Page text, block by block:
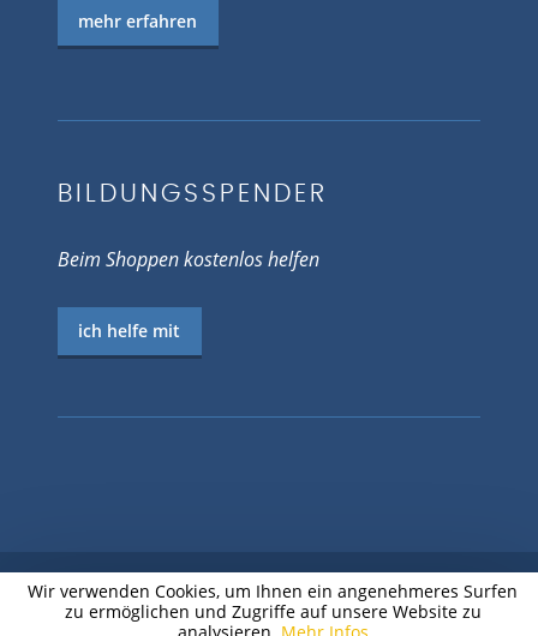
mehr erfahren
BILDUNGSSPENDER
Beim Shoppen kostenlos helfen
ich helfe mit
© 2026 EV.-LUTH. JUGENDPFARRAMT
Wir verwenden Cookies, um Ihnen ein angenehmeres Surfen
zu ermöglichen und Zugriffe auf unsere Website zu